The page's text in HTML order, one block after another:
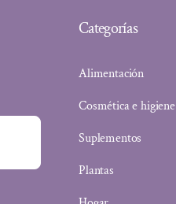
Categorías
Alimentación
Cosmética e higiene
Suplementos
Plantas